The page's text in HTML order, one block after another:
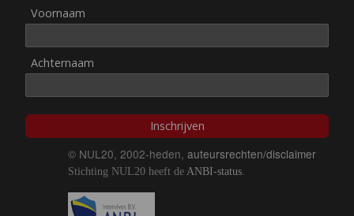
Voornaam
Achternaam
Inschrijven
© NUL20, 2002-heden, auteursrechten/disclaimer
Stichting NUL20 heeft de ANBI-status
Image